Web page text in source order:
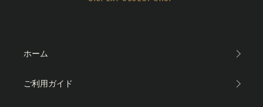
ホーム
ご利用ガイド